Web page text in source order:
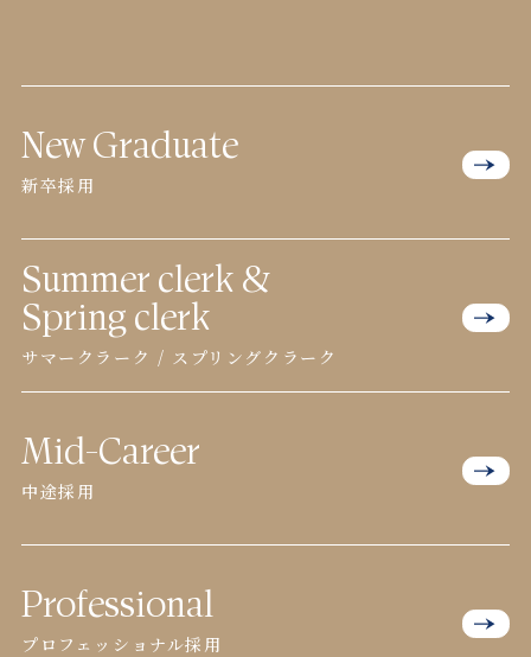
New Graduate
新卒採用
Summer clerk &
Spring clerk
サマークラーク / スプリングクラーク
Mid-Career
中途採用
Professional
プロフェッショナル採用